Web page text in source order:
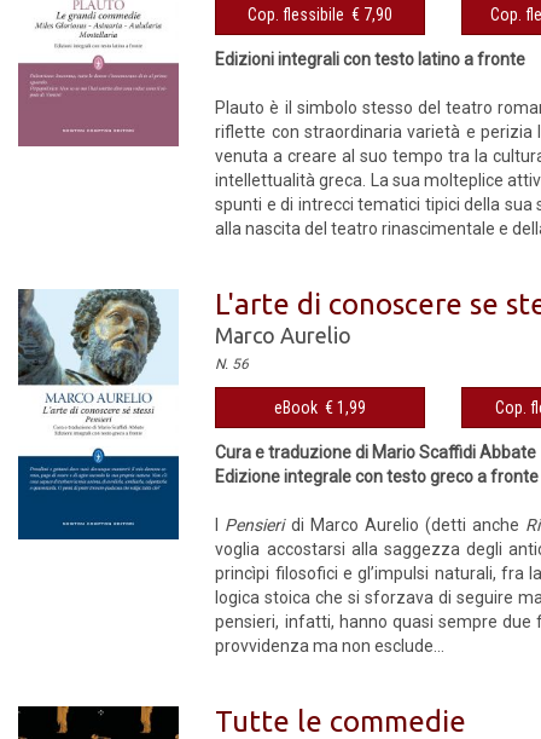
Cop. flessibile € 7,90 Cop.
Edizioni integrali con testo latino a fronte
Plauto è il simbolo stesso del teatro
riflette con straordinaria varietà e perizia
venuta a creare al suo tempo tra la
intellettualità greca. La sua molteplice
spunti e di intrecci tematici tipici della
alla nascita del teatro rinascimentale e
L'arte di conoscere se
Marco Aurelio
N. 56
eBook € 1,99 Cop.
Cura e traduzione di Mario Scaffidi Abbate
Edizione integrale con testo greco a fronte
Pensieri di Marco Aurelio (detti anche
voglia accostarsi alla saggezza degli
princìpi filosofici e gl’impulsi naturali, fra
logica stoica che si sforzava di seguire
pensieri, infatti, hanno quasi sempre due
provvidenza ma non esclude...
Tutte le commedie